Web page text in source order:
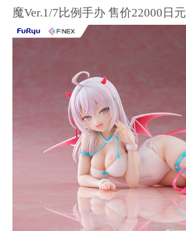
魔Ver.1/7比例手办 售价22000日元